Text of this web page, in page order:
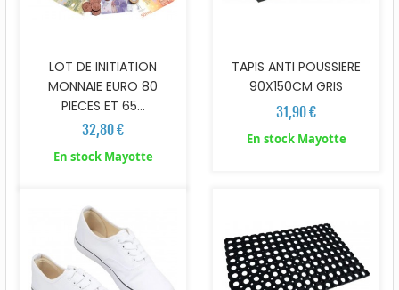
LOT DE INITIATION
MONNAIE EURO 80
PIECES ET 65...
32,80 €
En stock Mayotte
TAPIS ANTI POUSSIERE
90X150CM GRIS
31,90 €
En stock Mayotte